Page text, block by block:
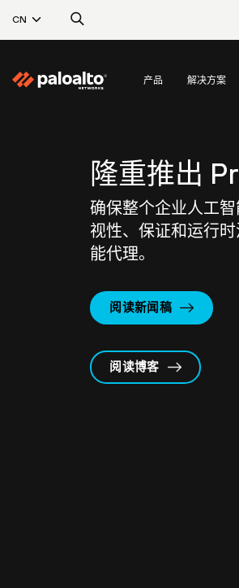
CN
产品 解决方案
隆重推出
确保整个企业人工
视性、保证和运行
能代理。
阅读新闻稿
阅读博客